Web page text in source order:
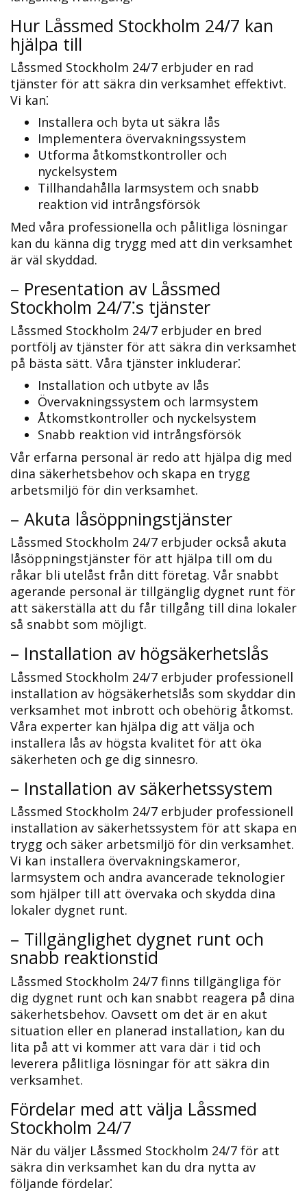
Hur Låssmed Stockholm 24/7 kan
hjälpa till
Låssmed Stockholm 24/7 erbjuder en rad
tjänster för att säkra din verksamhet effektivt.​
Vi kan⁚
Installera och byta ut säkra lås
Implementera övervakningssystem
Utforma åtkomstkontroller och
nyckelsystem
Tillhandahålla larmsystem och snabb
reaktion vid intrångsförsök
Med våra professionella och pålitliga lösningar
kan du känna dig trygg med att din verksamhet
är väl skyddad.​
– Presentation av Låssmed
Stockholm 24/7⁚s tjänster
Låssmed Stockholm 24/7 erbjuder en bred
portfölj av tjänster för att säkra din verksamhet
på bästa sätt.​ Våra tjänster inkluderar⁚
Installation och utbyte av lås
Övervakningssystem och larmsystem
Åtkomstkontroller och nyckelsystem
Snabb reaktion vid intrångsförsök
Vår erfarna personal är redo att hjälpa dig med
dina säkerhetsbehov och skapa en trygg
arbetsmiljö för din verksamhet.​
– Akuta låsöppningstjänster
Låssmed Stockholm 24/7 erbjuder också akuta
låsöppningstjänster för att hjälpa till om du
råkar bli utelåst från ditt företag.​ Vår snabbt
agerande personal är tillgänglig dygnet runt för
att säkerställa att du får tillgång till dina lokaler
så snabbt som möjligt.
– Installation av högsäkerhetslås
Låssmed Stockholm 24/7 erbjuder professionell
installation av högsäkerhetslås som skyddar din
verksamhet mot inbrott och obehörig åtkomst.​
Våra experter kan hjälpa dig att välja och
installera lås av högsta kvalitet för att öka
säkerheten och ge dig sinnesro.​
– Installation av säkerhetssystem
Låssmed Stockholm 24/7 erbjuder professionell
installation av säkerhetssystem för att skapa en
trygg och säker arbetsmiljö för din verksamhet.​
Vi kan installera övervakningskameror,
larmsystem och andra avancerade teknologier
som hjälper till att övervaka och skydda dina
lokaler dygnet runt.
– Tillgänglighet dygnet runt och
snabb reaktionstid
Låssmed Stockholm 24/7 finns tillgängliga för
dig dygnet runt och kan snabbt reagera på dina
säkerhetsbehov.​ Oavsett om det är en akut
situation eller en planerad installation٫ kan du
lita på att vi kommer att vara där i tid och
leverera pålitliga lösningar för att säkra din
verksamhet.​
Fördelar med att välja Låssmed
Stockholm 24/7
När du väljer Låssmed Stockholm 24/7 för att
säkra din verksamhet kan du dra nytta av
följande fördelar⁚